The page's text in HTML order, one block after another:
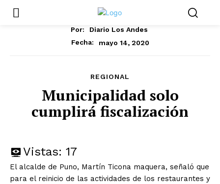
Por:
Diario Los Andes
Fecha:
mayo 14, 2020
REGIONAL
Municipalidad solo
cumplirá fiscalización
Vistas: 17
El alcalde de Puno, Martín Ticona maquera, señaló que
para el reinicio de las actividades de los restaurantes y